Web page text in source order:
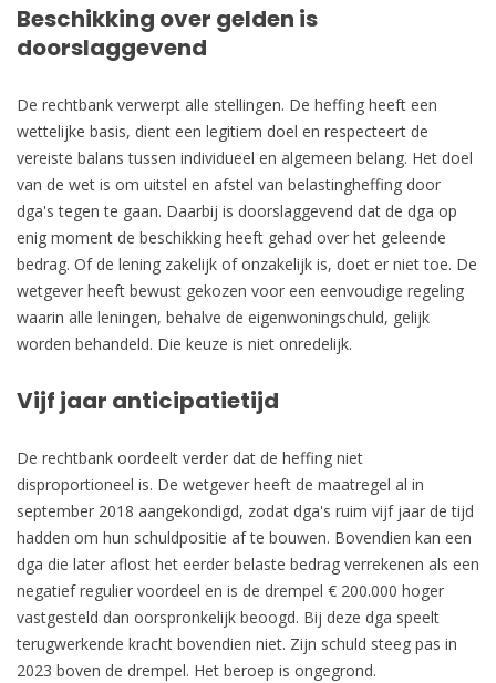
Beschikking over gelden is
doorslaggevend
De rechtbank verwerpt alle stellingen. De heffing heeft een
wettelijke basis, dient een legitiem doel en respecteert de
vereiste balans tussen individueel en algemeen belang. Het doel
van de wet is om uitstel en afstel van belastingheffing door
dga's tegen te gaan. Daarbij is doorslaggevend dat de dga op
enig moment de beschikking heeft gehad over het geleende
bedrag. Of de lening zakelijk of onzakelijk is, doet er niet toe. De
wetgever heeft bewust gekozen voor een eenvoudige regeling
waarin alle leningen, behalve de eigenwoningschuld, gelijk
worden behandeld. Die keuze is niet onredelijk.
Vijf jaar anticipatietijd
De rechtbank oordeelt verder dat de heffing niet
disproportioneel is. De wetgever heeft de maatregel al in
september 2018 aangekondigd, zodat dga's ruim vijf jaar de tijd
hadden om hun schuldpositie af te bouwen. Bovendien kan een
dga die later aflost het eerder belaste bedrag verrekenen als een
negatief regulier voordeel en is de drempel € 200.000 hoger
vastgesteld dan oorspronkelijk beoogd. Bij deze dga speelt
terugwerkende kracht bovendien niet. Zijn schuld steeg pas in
2023 boven de drempel. Het beroep is ongegrond.